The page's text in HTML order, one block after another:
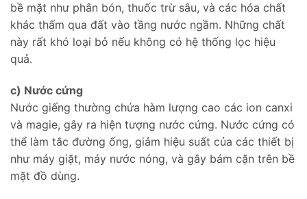
bề mặt như phân bón, thuốc trừ sâu, và các hóa chất
khác thấm qua đất vào tầng nước ngầm. Những chất
này rất khó loại bỏ nếu không có hệ thống lọc hiệu
quả.
c) Nước cứng
Nước giếng thường chứa hàm lượng cao các ion canxi
và magie, gây ra hiện tượng nước cứng. Nước cứng có
thể làm tắc đường ống, giảm hiệu suất của các thiết bị
như máy giặt, máy nước nóng, và gây bám cặn trên bề
mặt đồ dùng.